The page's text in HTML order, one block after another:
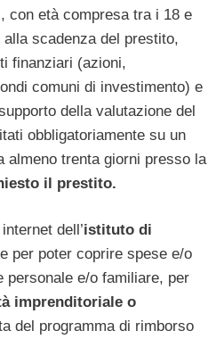
, con età compresa tra i 18 e
scadenza del prestito,
finanziari (azioni,
comuni di investimento) e
della valutazione del
obbligatoriamente su un
almeno trenta giorni presso la
il prestito.
dell’istituto di
per poter coprire spese e/o
personale e/o familiare, per
imprenditoriale o
del programma di rimborso